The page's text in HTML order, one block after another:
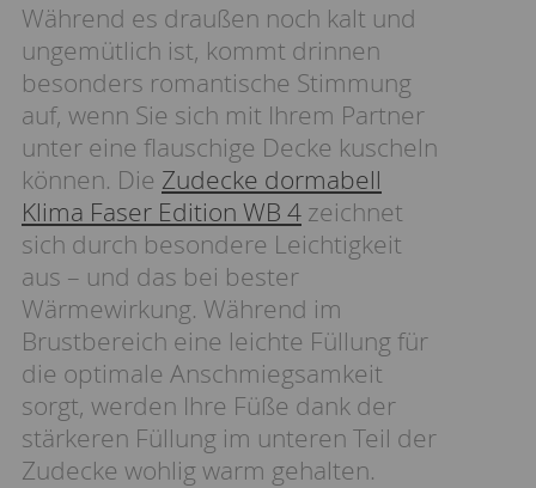
Während es draußen noch kalt und
ungemütlich ist, kommt drinnen
besonders romantische Stimmung
auf, wenn Sie sich mit Ihrem Partner
unter eine flauschige Decke kuscheln
können. Die Zudecke dormabell
Klima Faser Edition WB 4 zeichnet
sich durch besondere Leichtigkeit
aus – und das bei bester
Wärmewirkung. Während im
Brustbereich eine leichte Füllung für
die optimale Anschmiegsamkeit
sorgt, werden Ihre Füße dank der
stärkeren Füllung im unteren Teil der
Zudecke wohlig warm gehalten.